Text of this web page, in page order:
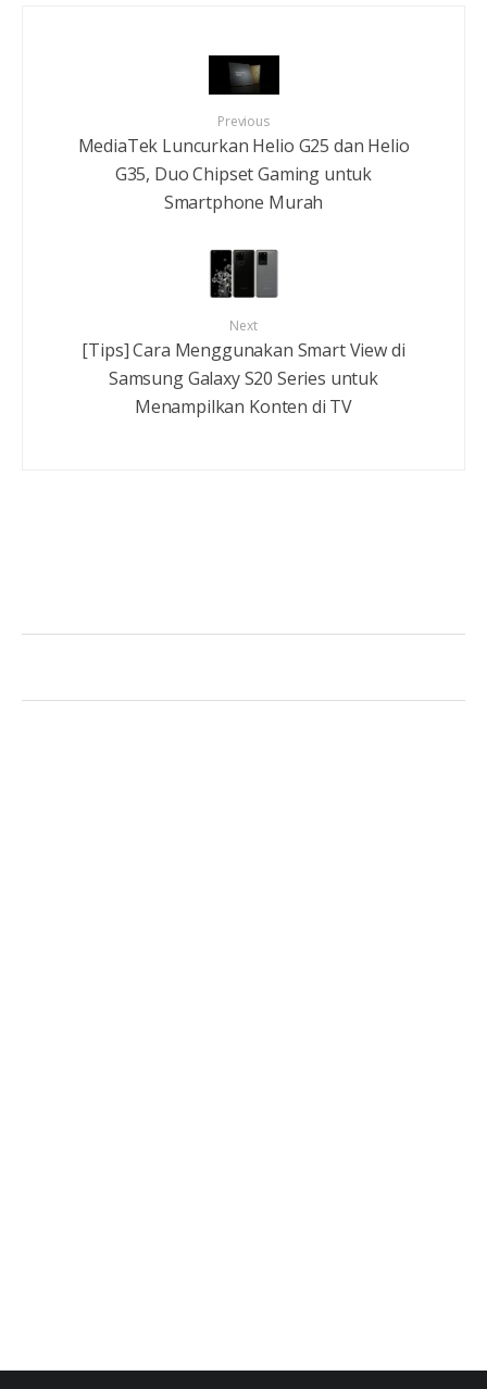
Previous
MediaTek Luncurkan Helio G25 dan Helio
G35, Duo Chipset Gaming untuk
Smartphone Murah
Next
[Tips] Cara Menggunakan Smart View di
Samsung Galaxy S20 Series untuk
Menampilkan Konten di TV